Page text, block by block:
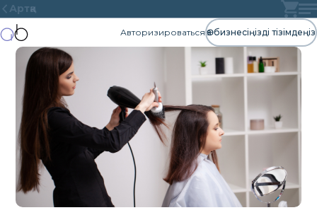
Артқа
Авторизироваться Өз бизнесіңізді тізімдеңіз